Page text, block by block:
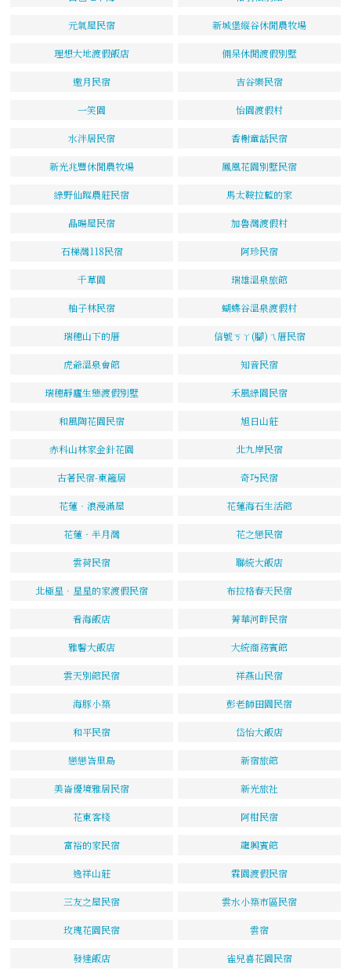
元氣屋民宿 新城堡縱谷休閒農牧場
理想大地渡假飯店 倆呆休閒渡假別墅
邀月民宿 吉谷樂民宿
一笑園 怡園渡假村
水泮居民宿 香榭童話民宿
新光兆豐休閒農牧場 鳳凰花園別墅民宿
綠野仙蹤農莊民宿 馬太鞍拉藍的家
晶暘屋民宿 加魯灣渡假村
石梯灣118民宿 阿珍民宿
千草園 瑞雄溫泉旅館
柚子林民宿 蝴蝶谷溫泉渡假村
瑞穗山下的厝 信號ㄎㄚ(腳)ㄟ厝民宿
虎爺溫泉會館 知音民宿
瑞穗靜廬生態渡假別墅 禾風綠園民宿
和風陶花園民宿 旭日山莊
赤科山林家金針花園 北九岸民宿
古著民宿-東籬居 奇巧民宿
花蓮‧浪漫滿屋 花蓮海石生活館
花蓮‧半月灣 花之戀民宿
雲荷民宿 聯統大飯店
北極星．星星的家渡假民宿 布拉格春天民宿
看海飯店 菁華河畔民宿
雅馨大飯店 大統商務賓館
雲天別館民宿 祥燕山民宿
海豚小築 彭老師田園民宿
和平民宿 岱怡大飯店
戀戀峇里島 新宿旅館
美崙優境雅居民宿 新光旅社
花東客棧 阿柑民宿
富裕的家民宿 龍興賓館
逸祥山莊 霖園渡假民宿
三友之屋民宿 雲水小築市區民宿
玫瑰花園民宿 雲宿
發達飯店 雀兒喜花園民宿